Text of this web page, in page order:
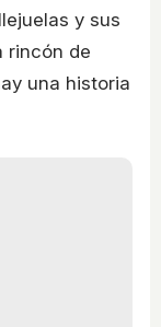
y sus
rincón de
una historia